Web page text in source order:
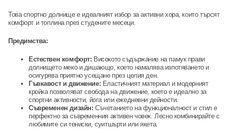
Това спортно долнище е идеалният избор за активни хора, които търсят
комфорт и топлина през студените месеци.
Предимства:
Естествен комфорт: Високото съдържание на памук прави
долнището меко и дишающо, което намалява изпотяването и
осигурява приятно усещане през целия ден.
Гъвкавост и движение: Еластичният материал и модерният
кройка позволяват свобода на движение, което е идеално за
спортни активности, йога или ежедневни дейности.
Съвременен дизайн: Съчетанието на функционалност и стил е
перфектно за съвременния активен човек. Лесно комбинирайте с
любимите си тениски, суитшърти или якета.